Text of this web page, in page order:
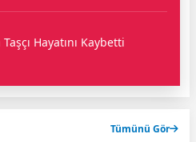
Hayatını Kaybetti
Tümünü Gör